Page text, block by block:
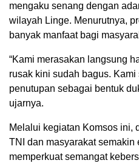
mengaku senang dengan
wilayah Linge. Menurutnya,
banyak manfaat bagi
“Kami merasakan langsung
rusak kini sudah bagus.
penutupan sebagai bentuk
ujarnya.
Melalui kegiatan Komsos ini,
TNI dan masyarakat semakin
memperkuat semangat